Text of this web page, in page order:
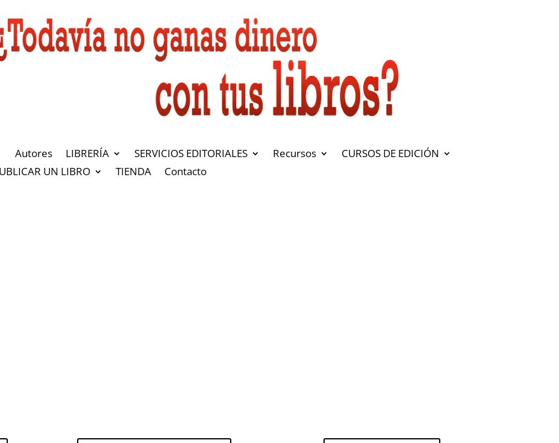
Autores LIBRERÍA SERVICIOS EDITORIALES Recursos
CURSOS DE EDICIÓN
UN LIBRO TIENDA Contacto